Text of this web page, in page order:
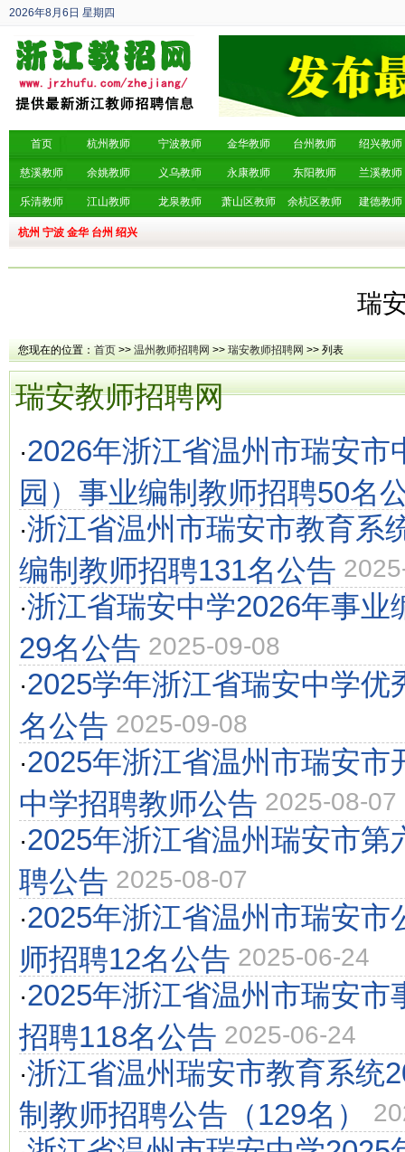
2026年8月6日 星期四
丙午年 六月廿四
首页 杭州教师 宁波教师 金华教师 台州教师 绍兴教师
慈溪教师 余姚教师 义乌教师 永康教师 东阳教师 兰溪教师
乐清教师 江山教师 龙泉教师 萧山区教师 余杭区教师 建德教师
杭州 宁波 金华 台州 绍兴
瑞
您现在的位置： 首页 >> 温州教师招聘网 >> 瑞安教师招聘网 >> 列表
瑞安教师招聘网
·2026年浙江省温州市瑞安市
园）事业编制教师招聘50名
·浙江省温州市瑞安市教育系
编制教师招聘131名公告
·浙江省瑞安中学2026年事业
29名公告 2025-09-08
·2025学年浙江省瑞安中学优
名公告 2025-09-08
·2025年浙江省温州市瑞安市
中学招聘教师公告 2025-08-07
·2025年浙江省温州瑞安市第
聘公告 2025-08-07
·2025年浙江省温州市瑞安市
师招聘12名公告 2025-06-24
·2025年浙江省温州市瑞安市
招聘118名公告 2025-06-24
·浙江省温州瑞安市教育系统
制教师招聘公告（129名）